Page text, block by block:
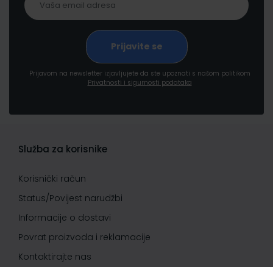
Prijavom na newsletter izjavljujete da ste upoznati s našom politikom
Privatnosti i sigurnosti podataka
Služba za korisnike
Korisnički račun
Status/Povijest narudžbi
Informacije o dostavi
Povrat proizvoda i reklamacije
Kontaktirajte nas